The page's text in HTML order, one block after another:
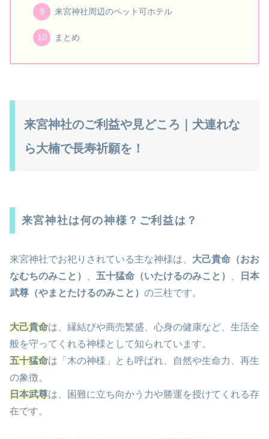
来宮神社周辺のペット可ホテル
まとめ
来宮神社のご利益や見どころ｜犬連れな
ら大楠で長寿祈願を！
来宮神社は何の神様？ご利益は？
来宮神社でお祀りされている主な神様は、 大己貴命（おお
なむちのみこと）
五十猛命（いたけるのみこと）
日本
武尊（やまとたけるのみこと） の三柱です。
大己貴命は、縁結びや商売繁盛、心身の健康など、生活全
般を守ってくれる神様として知られています。
五十猛命は「木の神様」とも呼ばれ、自然や生命力、再生
の象徴。
日本武尊は、困難に立ち向かう力や勝運を授けてくれる存
在です。